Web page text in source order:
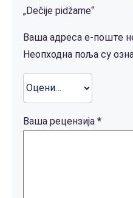
„Dečije pidžame“
Ваша адреса е-поште
Неопходна поља су
Ваша рецензија *